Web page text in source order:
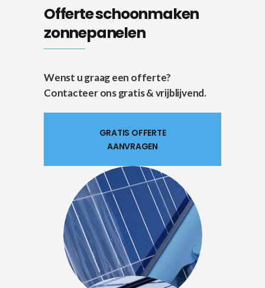
Offerte schoonmaken
zonnepanelen
Wenst u graag een offerte?
Contacteer ons gratis & vrijblijvend.
GRATIS OFFERTE
AANVRAGEN